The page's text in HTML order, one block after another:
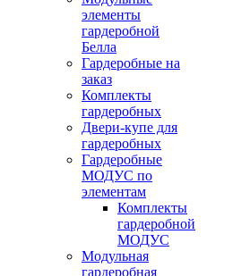
элементы
гардеробной
Белла
Гардеробные на
заказ
Комплекты
гардеробных
Двери-купе для
гардеробных
Гардеробные
МОДУС по
элементам
Комплекты
гардеробной
МОДУС
Модульная
гардеробная